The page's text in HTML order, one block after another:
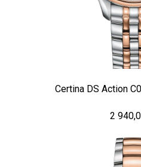
Certina DS Action
2